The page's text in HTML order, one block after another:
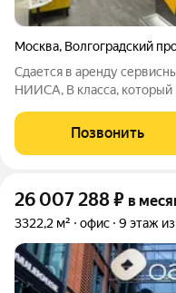
Москва, Волгоградский
Сдается в аренду
НИИСА, В класса, который
доступность от станций
застава,
Позвонить
26 007 288₽ в
3322,2 м² офис 9 этаж из